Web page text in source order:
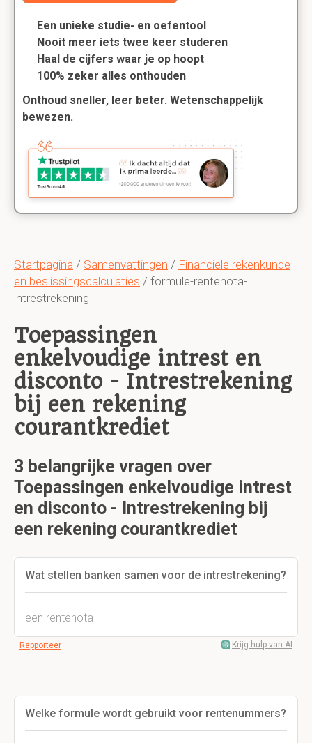
Startpagina / Samenvattingen / Financiele rekenkunde
en beslissingscalculaties / formule-rentenota-
intrestrekening
Toepassingen
enkelvoudige intrest en
disconto - Intrestrekening
bij een rekening
courantkrediet
3 belangrijke vragen over
Toepassingen enkelvoudige intrest
en disconto - Intrestrekening bij
een rekening courantkrediet
Wat stellen banken samen voor de intrestrekening?
een rentenota
Rapporteer Krijg hulp van AI
Welke formule wordt gebruikt voor rentenummers?
Een unieke studie- en oefentool
Nooit meer iets twee keer studeren
Haal de cijfers waar je op hoopt
100% zeker alles onthouden
Onthoud sneller, leer beter. Wetenschappelijk
bewezen.